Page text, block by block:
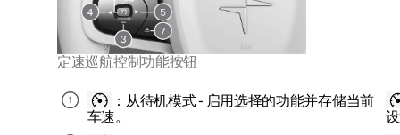
定速巡航控制功能按钮
： 从待机模式- 启用选择的功能并存储当前
车速。